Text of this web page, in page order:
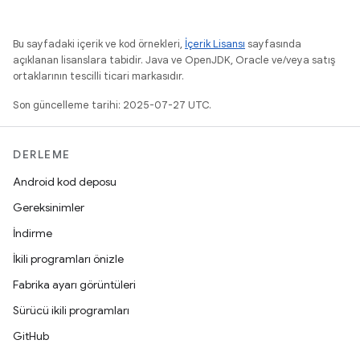
Bu sayfadaki içerik ve kod örnekleri, İçerik Lisansı sayfasında
açıklanan lisanslara tabidir. Java ve OpenJDK, Oracle ve/veya satış
ortaklarının tescilli ticari markasıdır.
Son güncelleme tarihi: 2025-07-27 UTC.
DERLEME
Android kod deposu
Gereksinimler
İndirme
İkili programları önizle
Fabrika ayarı görüntüleri
Sürücü ikili programları
GitHub